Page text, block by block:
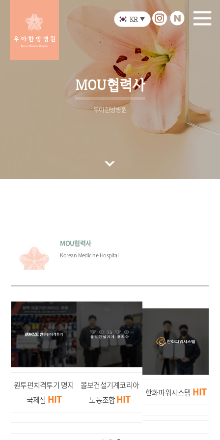
KR ▼
MOU협력사
우아한방병원
MOU협력사
Korean Medicine Hospital
원투펀치격투기 명지
국제짐 HIT
볼보건설기계코리아
노동조합HIT 한화파워시스템 HIT